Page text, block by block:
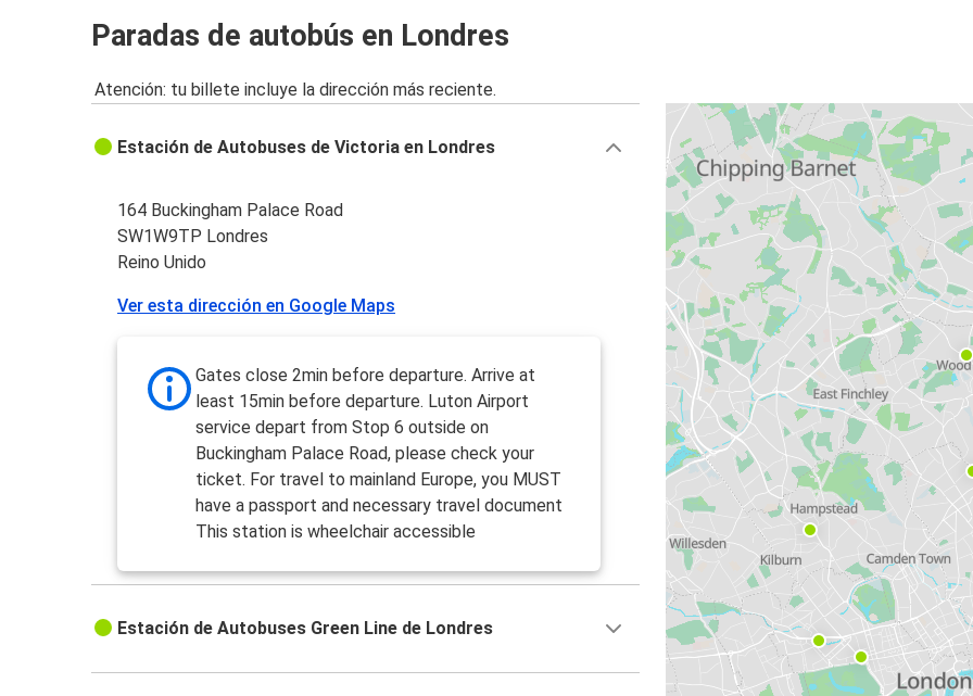
Paradas de autobús en Londres
Atención: tu billete incluye la dirección más reciente.
Estación de Autobuses de Victoria en Londres
164 Buckingham Palace Road
SW1W9TP Londres
Reino Unido
Ver esta dirección en Google Maps
Gates close 2min before departure. Arrive at
least 15min before departure. Luton Airport
service depart from Stop 6 outside on
Buckingham Palace Road, please check your
ticket. For travel to mainland Europe, you MUST
have a passport and necessary travel document
This station is wheelchair accessible
Estación de Autobuses Green Line de Londres